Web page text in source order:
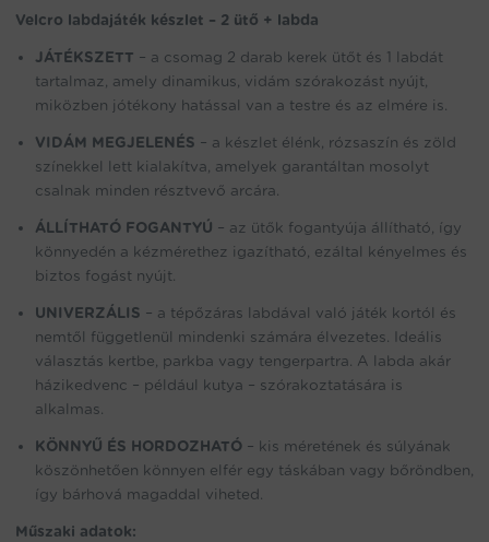
product
Velcro labdajáték készlet – 2 ütő + labda
JÁTÉKSZETT – a csomag 2 darab kerek ütőt és 1 labdát
tartalmaz, amely dinamikus, vidám szórakozást nyújt,
miközben jótékony hatással van a testre és az elmére is.
VIDÁM MEGJELENÉS – a készlet élénk, rózsaszín és zöld
színekkel lett kialakítva, amelyek garantáltan mosolyt
csalnak minden résztvevő arcára.
ÁLLÍTHATÓ FOGANTYÚ – az ütők fogantyúja állítható, így
könnyedén a kézmérethez igazítható, ezáltal kényelmes és
biztos fogást nyújt.
UNIVERZÁLIS – a tépőzáras labdával való játék kortól és
nemtől függetlenül mindenki számára élvezetes. Ideális
választás kertbe, parkba vagy tengerpartra. A labda akár
házikedvenc – például kutya – szórakoztatására is
alkalmas.
KÖNNYŰ ÉS HORDOZHATÓ – kis méretének és súlyának
köszönhetően könnyen elfér egy táskában vagy bőröndben,
így bárhová magaddal viheted.
Műszaki adatok: